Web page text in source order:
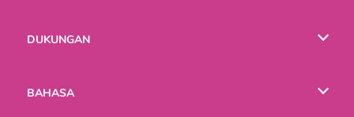
DUKUNGAN
BAHASA